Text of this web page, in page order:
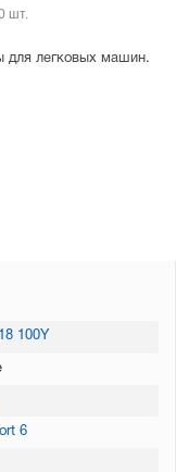
для легковых машин.
шт.
100Y
6